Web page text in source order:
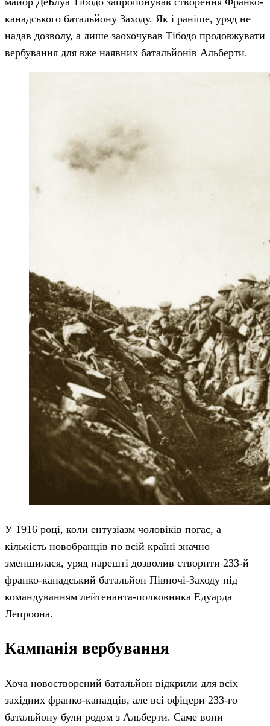
канадського батальйону Заходу. Як і раніше, уряд не
надав дозволу, а лише заохочував Тібодо продовжувати
вербування для вже наявних батальйонів Альберти.
У 1916 році, коли ентузіазм чоловіків погас, а
кількість новобранців по всій країні значно
зменшилася, уряд нарешті дозволив створити 233-й
франко-канадський батальйон Півночі-Заходу під
командуванням лейтенанта-полковника Едуарда
Лепроона.
Кампанія вербування
Хоча новостворений батальйон відкрили для всіх
західних франко-канадців, але всі офіцери 233-го
батальйону були родом з Альберти. Саме вони